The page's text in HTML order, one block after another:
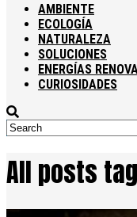
AMBIENTE
ECOLOGÍA
NATURALEZA
SOLUCIONES
ENERGÍAS
CURIOSIDADES
All posts